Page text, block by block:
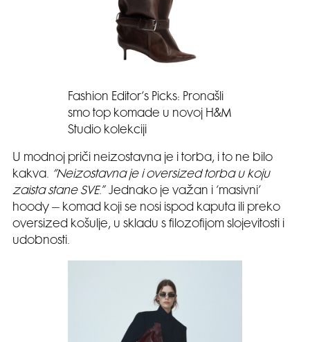
Fashion Editor’s Picks: Pronašli
smo top komade u novoj H&M
Studio kolekciji
U modnoj priči neizostavna je i torba, i to ne bilo
kakva. ”Neizostavna je i oversized torba u koju
zaista stane SVE.” Jednako je važan i ‘masivni’
hoody – komad koji se nosi ispod kaputa ili preko
oversized košulje, u skladu s filozofijom slojevitosti i
udobnosti.